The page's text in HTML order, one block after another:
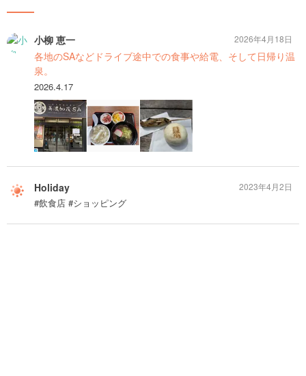
小柳 恵一
各地のSAなどドライブ途中での食事や給電、そして日帰り温
泉。
2026.4.17
2026年4月18日
Holiday
#飲食店 #ショッピング
2023年4月2日